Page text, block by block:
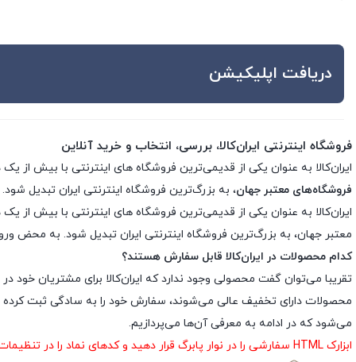
دریافت اپلیکیشن
فروشگاه اینترنتی ایران‌کالا، بررسی، انتخاب و خرید آنلاین
ایران‌کالا به عنوان یکی از قدیمی‌ترین فروشگاه های اینترنتی با بیش از یک دهه تجربه، با پایبندی به سه اصل
فروشگاه‌های معتبر جهان، به بزرگ‌ترین فروشگاه اینترنتی ایران تبدیل
معتبر جهان، به بزرگ‌ترین فروشگاه اینترنتی ایران تبدیل شود. به محض
کدام محصولات در ایران‌کالا قابل سفارش هستند؟
تقریبا می‌توان گفت محصولی وجود ندارد که ایران‌کالا برای مشتریان خود
محصولات دارای تخفیف عالی می‌شوند، سفارش خود را به سادگی ثبت کرده
می‌شود که در ادامه به معرفی آن‌ها می‌پردازیم.
ابزارک HTML سفارشی را در نوار پابرگ قرار دهید و کدهای نماد را در تنظیمات ابزارک درج نمایید.